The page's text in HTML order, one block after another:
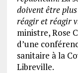
doivent être
réagir et réagir
ministre, Rose
d’une
sanitaire à la
Libreville.